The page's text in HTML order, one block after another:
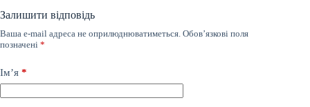
Залишити відповідь
Ваша e-mail адреса не оприлюднюватиметься. Обов’язкові поля
позначені *
Ім’я *